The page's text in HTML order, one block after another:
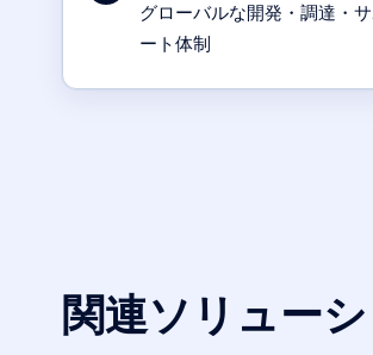
グローバルな開発・調達・
ート体制
関連ソリュー